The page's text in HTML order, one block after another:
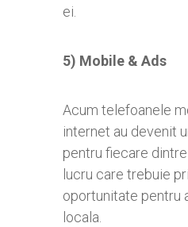
ei.
5) Mobile & Ads
Acum telefoanele
internet au devenit
pentru fiecare
lucru care trebuie
oportunitate pentru
locala.